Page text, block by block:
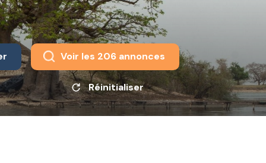
Voir les 206 annonces
Réinitialiser